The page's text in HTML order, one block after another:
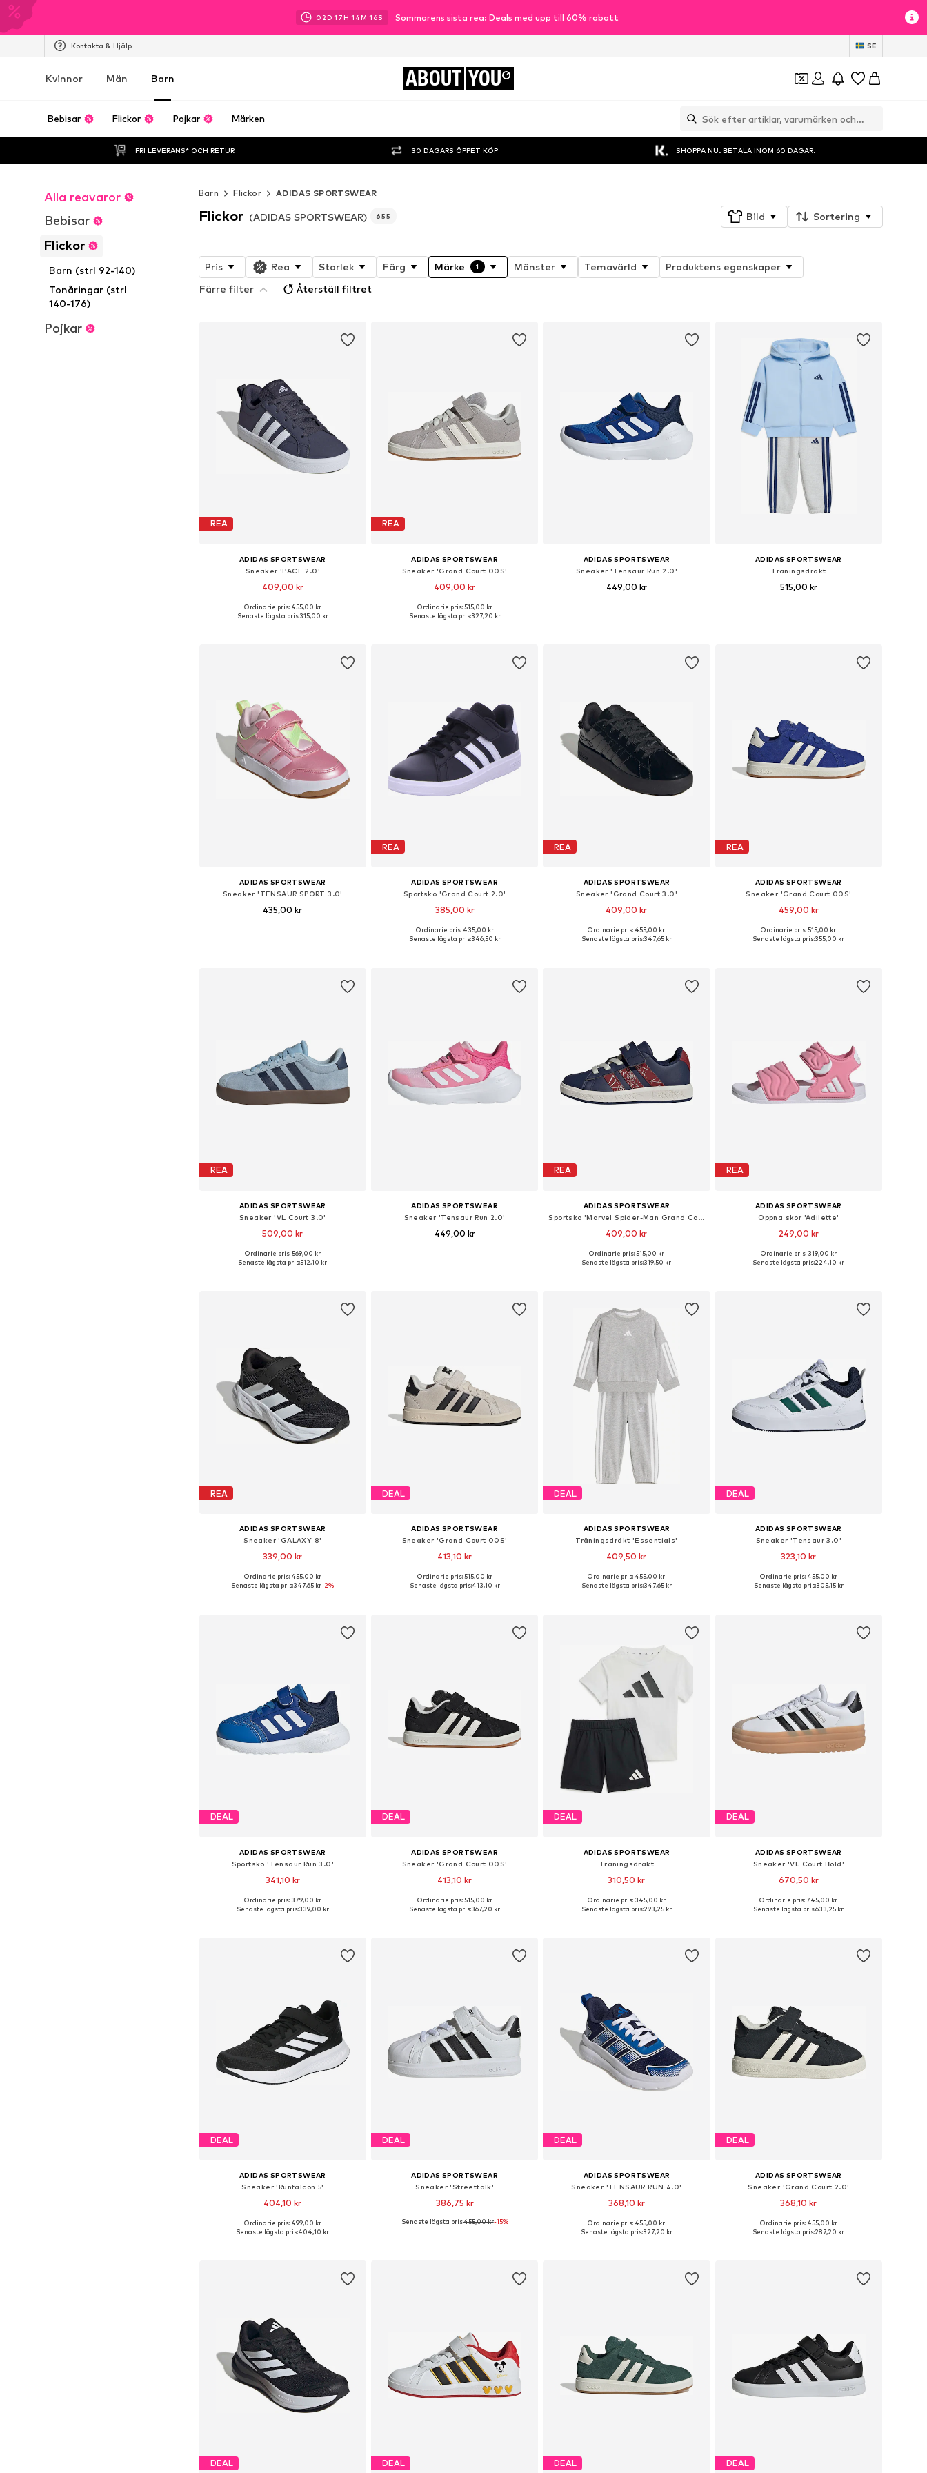
02D 17H 14M 14S Sommarens sista rea: Deals med upp till 60% rabatt
Kontakta & Hjälp SE
Kvinnor Män Barn ABOUT YOU
Bebisar Flickor Pojkar Märken
FRI LEVERANS* OCH RETUR 30 DAGARS ÖPPET KÖP SHOPPA NU. BETALA INOM 60 DAGAR.
Alla reavaror
Bebisar
Flickor
Barn (strl 92-140)
Tonåringar (strl
140-176)
Pojkar
Barn Flickor ADIDAS SPORTSWEAR
Flickor (ADIDAS SPORTSWEAR) 655 Bild Sortering
Pris Rea Storlek Färg Märke 1 Mönster Temavärld
Produktens egenskaper
Färre filter
Återställ filtret
REA
ADIDAS SPORTSWEAR
Sneaker 'PACE 2.0'
409,00 kr
Tillgängliga storlekar: 29, 31,5, 39
Ordinarie pris: 455,00 kr
Senaste lägsta pris:315,00 kr
REA
ADIDAS SPORTSWEAR
Sneaker 'Grand Court 00S'
409,00 kr
+ 5
Tillgänglig i många storlekar
Ordinarie pris: 515,00 kr
Senaste lägsta pris:327,20 kr
ADIDAS SPORTSWEAR
Sneaker 'Tensaur Run 2.0'
449,00 kr
ADIDAS SPORTSWEAR
Träningsdräkt
515,00 kr
ADIDAS SPORTSWEAR
Sneaker 'TENSAUR SPORT 3.0'
435,00 kr
REA
ADIDAS SPORTSWEAR
Sportsko 'Grand Court 2.0'
385,00 kr
Tillgänglig i många storlekar
Ordinarie pris: 435,00 kr
Senaste lägsta pris:346,50 kr
REA
ADIDAS SPORTSWEAR
Sneaker 'Grand Court 3.0'
409,00 kr
Tillgängliga storlekar: 35,5
Ordinarie pris: 455,00 kr
Senaste lägsta pris:347,65 kr
REA
ADIDAS SPORTSWEAR
Sneaker 'Grand Court 00S'
459,00 kr
+ 5
Tillgänglig i många storlekar
Ordinarie pris: 515,00 kr
Senaste lägsta pris:355,00 kr
REA
ADIDAS SPORTSWEAR
Sneaker 'VL Court 3.0'
509,00 kr
+8
Tillgänglig i många storlekar
Ordinarie pris: 569,00 kr
Senaste lägsta pris:512,10 kr
ADIDAS SPORTSWEAR
Sneaker 'Tensaur Run 2.0'
449,00 kr
REA
ADIDAS SPORTSWEAR
Sportsko 'Marvel Spider-Man Grand Court'
409,00 kr
Tillgängliga storlekar: 38,5-39, 39-39,5, 40
Ordinarie pris: 515,00 kr
Senaste lägsta pris:319,50 kr
REA
ADIDAS SPORTSWEAR
Öppna skor 'Adilette'
249,00 kr
Tillgänglig i många storlekar
Ordinarie pris: 319,00 kr
Senaste lägsta pris:224,10 kr
REA
ADIDAS SPORTSWEAR
Sneaker 'GALAXY 8'
339,00 kr
Tillgängliga storlekar: 33
Ordinarie pris: 455,00 kr
Senaste lägsta pris:347,65 kr-2%
DEAL
ADIDAS SPORTSWEAR
Sneaker 'Grand Court 00S'
413,10 kr
+ 5
Tillgänglig i många storlekar
Ordinarie pris: 515,00 kr
Senaste lägsta pris:413,10 kr
DEAL
ADIDAS SPORTSWEAR
Träningsdräkt 'Essentials'
409,50 kr
+3
Tillgänglig i många storlekar
Ordinarie pris: 455,00 kr
Senaste lägsta pris:347,65 kr
DEAL
ADIDAS SPORTSWEAR
Sneaker 'Tensaur 3.0'
323,10 kr
+7
Tillgängliga storlekar: 30,5
Ordinarie pris: 455,00 kr
Senaste lägsta pris:305,15 kr
DEAL
ADIDAS SPORTSWEAR
Sportsko 'Tensaur Run 3.0'
341,10 kr
Tillgänglig i många storlekar
Ordinarie pris: 379,00 kr
Senaste lägsta pris:339,00 kr
DEAL
ADIDAS SPORTSWEAR
Sneaker 'Grand Court 00S'
413,10 kr
+ 5
Tillgänglig i många storlekar
Ordinarie pris: 515,00 kr
Senaste lägsta pris:367,20 kr
DEAL
ADIDAS SPORTSWEAR
Träningsdräkt
310,50 kr
Ordinarie pris: 345,00 kr
Senaste lägsta pris:293,25 kr
DEAL
ADIDAS SPORTSWEAR
Sneaker 'VL Court Bold'
670,50 kr
Tillgängliga storlekar: 36, 39-39,5, 40
Ordinarie pris: 745,00 kr
Senaste lägsta pris:633,25 kr
DEAL
ADIDAS SPORTSWEAR
Sneaker 'Runfalcon 5'
404,10 kr
+2
Tillgänglig i många storlekar
Ordinarie pris: 499,00 kr
Senaste lägsta pris:404,10 kr
DEAL
ADIDAS SPORTSWEAR
Sneaker 'Streettalk'
386,75 kr
Tillgänglig i många storlekar
Senaste lägsta pris:455,00 kr-15%
DEAL
ADIDAS SPORTSWEAR
Sneaker 'TENSAUR RUN 4.0'
368,10 kr
Tillgängliga storlekar: 39-39,5
Ordinarie pris: 455,00 kr
Senaste lägsta pris:327,20 kr
DEAL
ADIDAS SPORTSWEAR
Sneaker 'Grand Court 2.0'
368,10 kr
+3
Tillgänglig i många storlekar
Ordinarie pris: 455,00 kr
Senaste lägsta pris:287,20 kr
DEAL DEAL DEAL DEAL